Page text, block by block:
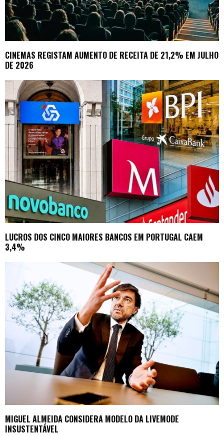
CINEMAS REGISTAM AUMENTO DE RECEITA DE 21,2% EM JULHO
DE 2026
LUCROS DOS CINCO MAIORES BANCOS EM PORTUGAL CAEM
3,4%
MIGUEL ALMEIDA CONSIDERA MODELO DA LIVEMODE
INSUSTENTÁVEL